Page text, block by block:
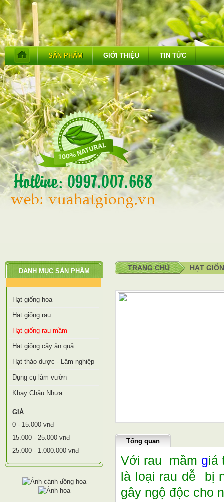
SẢN PHẨM GIỚI THIỆU TIN TỨC
DANH MỤC SẢN PHẨM
Hạt giống hoa
Hạt giống rau
Hạt giống rau mầm
Hạt giống cây ăn quả
Hạt thảo dược - Lâm nghiệp
Dụng cụ làm vườn
Khay Chậu Nhựa
GIÁ
0 - 15.000 vnđ
15.000 - 25.000 vnđ
25.000 - 1.000.000 vnđ
TRANG CHỦ HẠT
Tổng quan
Với rau mầm giá
là loại rau dễ bị
gây ngộ độc cho